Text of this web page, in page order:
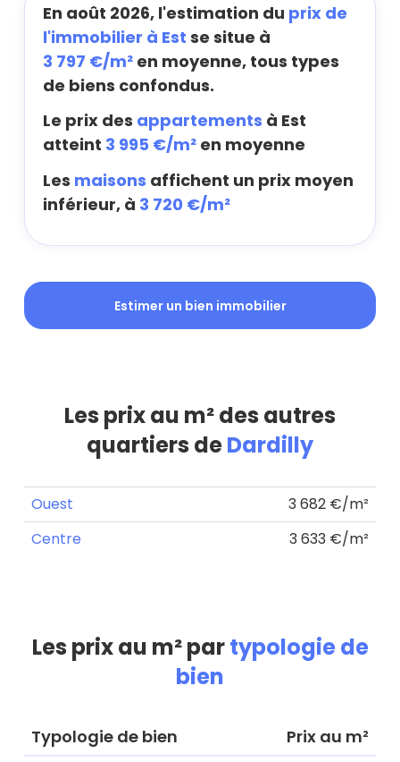
En août 2026, l'estimation du prix de
l'immobilier à Est se situe à
3 797 €/m² en moyenne, tous types
de biens confondus.
Le prix des appartements à Est
atteint 3 995 €/m² en moyenne
Les maisons affichent un prix moyen
inférieur, à 3 720 €/m²
Estimer un bien immobilier
Les prix au m² des autres
quartiers deDardilly
Ouest
3 682 €/m²
Centre
3 633 €/m²
Les prix au m² partypologie de
bien
Typologie de bien Prix au m²